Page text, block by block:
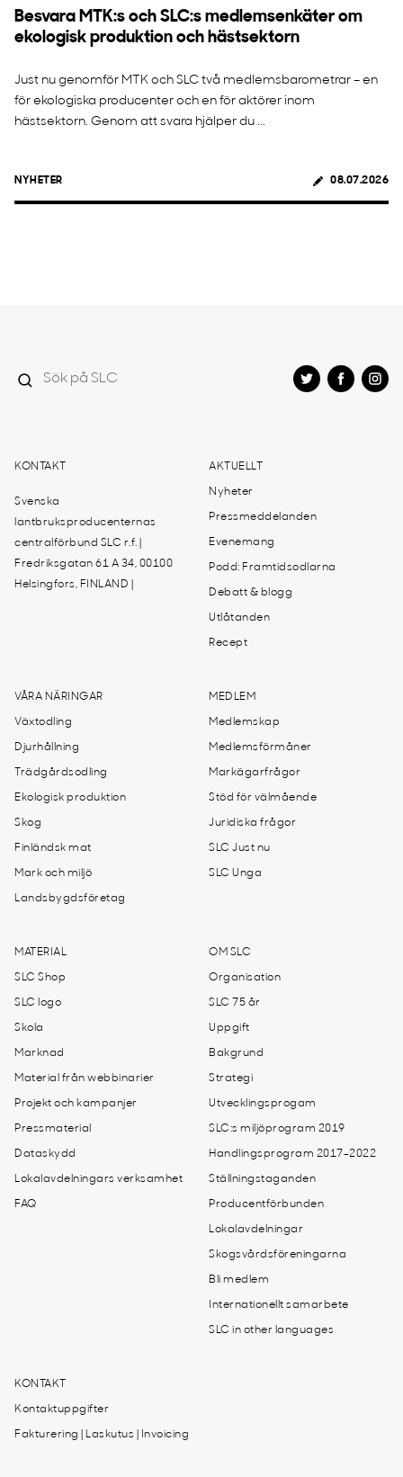
Besvara MTK:s och SLC:s medlemsenkäter om
ekologisk produktion och hästsektorn
Just nu genomför MTK och SLC två medlemsbarometrar – en
för ekologiska producenter och en för aktörer inom
hästsektorn. Genom att svara hjälper du ...
NYHETER 08.07.2026
KONTAKT
Svenska
lantbruksproducenternas
centralförbund SLC r.f. |
Fredriksgatan 61 A 34, 00100
Helsingfors, FINLAND |
AKTUELLT
Nyheter
Pressmeddelanden
Evenemang
Podd: Framtidsodlarna
Debatt & blogg
Utlåtanden
Recept
VÅRA NÄRINGAR
Växtodling
Djurhållning
Trädgårdsodling
Ekologisk produktion
Skog
Finländsk mat
Mark och miljö
Landsbygdsföretag
MEDLEM
Medlemskap
Medlemsförmåner
Markägarfrågor
Stöd för välmående
Juridiska frågor
SLC Just nu
SLC Unga
MATERIAL
SLC Shop
SLC logo
Skola
Marknad
Material från webbinarier
Projekt och kampanjer
Pressmaterial
Dataskydd
Lokalavdelningars verksamhet
FAQ
OM SLC
Organisation
SLC 75 år
Uppgift
Bakgrund
Strategi
Utvecklingsprogam
SLC:s miljöprogram 2019
Handlingsprogram 2017-2022
Ställningstaganden
Producentförbunden
Lokalavdelningar
Skogsvårdsföreningarna
Bli medlem
Internationellt samarbete
SLC in other languages
KONTAKT
Kontaktuppgifter
Fakturering | Laskutus | Invoicing